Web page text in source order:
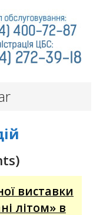
виставки
літом» в